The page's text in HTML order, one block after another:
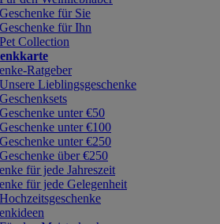
Geschenke für Sie
Geschenke für Ihn
Pet Collection
Ratgeber
Unsere Lieblingsgeschenke
Geschenksets
Geschenke unter €50
Geschenke unter €100
Geschenke unter €250
Geschenke über €250
für jede Jahreszeit
für jede Gelegenheit
Hochzeitsgeschenke